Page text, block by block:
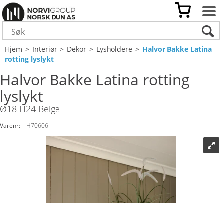
Hjem>Interiør>Dekor>Lysholdere>Halvor Bakke Latina
rotting lyslykt
Halvor Bakke Latina rotting
lyslykt
Ø18 H24 Beige
Varenr: H70606